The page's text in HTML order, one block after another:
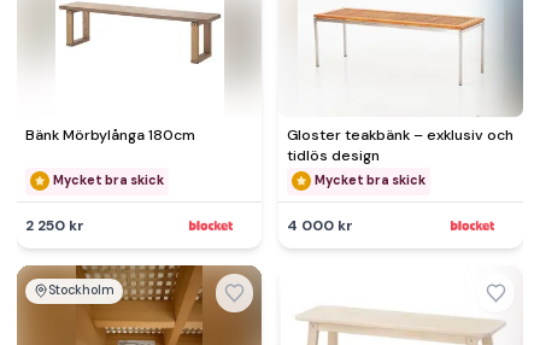
Bänk Mörbylånga 180cm
Mycket bra skick
2 250 kr
Gloster teakbänk – exklusiv och
tidlös design
Mycket bra skick
4 000 kr
Stockholm